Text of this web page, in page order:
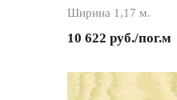
Ширина 1,17 м.
10 622 руб./пог.м